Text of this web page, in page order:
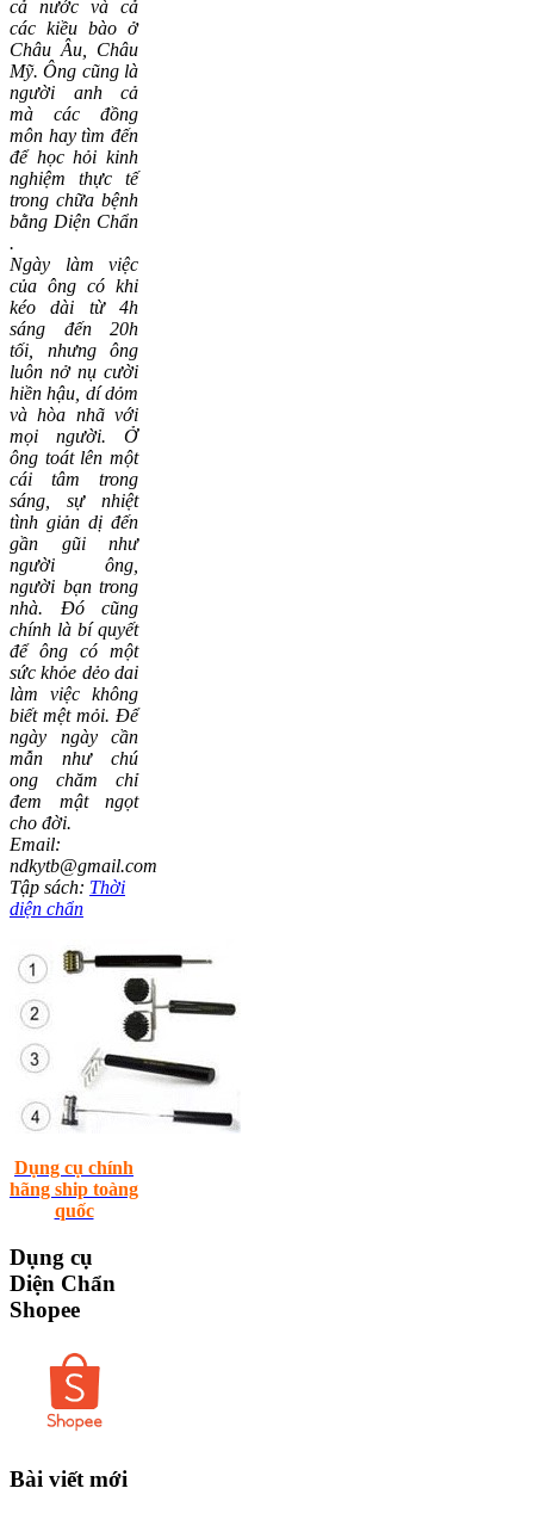
cả nước và cả
các kiều bào ở
Châu Âu, Châu
Mỹ. Ông cũng là
người anh cả
mà các đồng
môn hay tìm đến
để học hỏi kinh
nghiệm thực tế
trong chữa bệnh
bằng Diện Chẩn
.
Ngày làm việc
của ông có khi
kéo dài từ 4h
sáng đến 20h
tối, nhưng ông
luôn nở nụ cười
hiền hậu, dí dỏm
và hòa nhã với
mọi người. Ở
ông toát lên một
cái tâm trong
sáng, sự nhiệt
tình giản dị đến
gần gũi như
người ông,
người bạn trong
nhà. Đó cũng
chính là bí quyết
để ông có một
sức khỏe dẻo dai
làm việc không
biết mệt mỏi. Để
ngày ngày cần
mẫn như chú
ong chăm chỉ
đem mật ngọt
cho đời.
Email:
ndkytb@gmail.com
Tập sách: Thời
diện chẩn
Dụng cụ chính
hãng ship toàng
quốc
Dụng cụ
Diện Chẩn
Shopee
Bài viết mới